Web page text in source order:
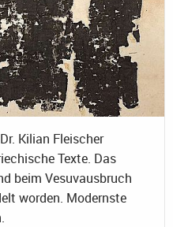
Kilian Fleischer
Texte. Das
beim Vesuvausbruch
worden. Modernste